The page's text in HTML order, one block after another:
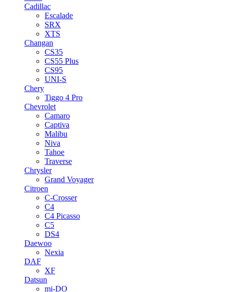
Cadillac
Escalade
SRX
XTS
Changan
CS35
CS55 Plus
CS95
UNI-S
Chery
Tiggo 4 Pro
Chevrolet
Camaro
Captiva
Malibu
Niva
Tahoe
Traverse
Chrysler
Grand Voyager
Citroen
C-Crosser
C4
C4 Picasso
C5
DS4
Daewoo
Nexia
DAF
XF
Datsun
mi-DO